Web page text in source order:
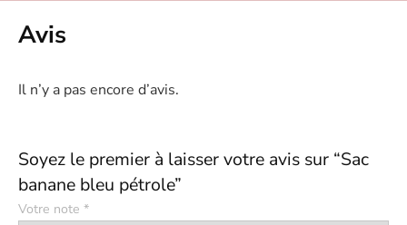
Avis
Il n’y a pas encore d’avis.
Soyez le premier à laisser votre avis sur “Sac
banane bleu pétrole”
Votre note *